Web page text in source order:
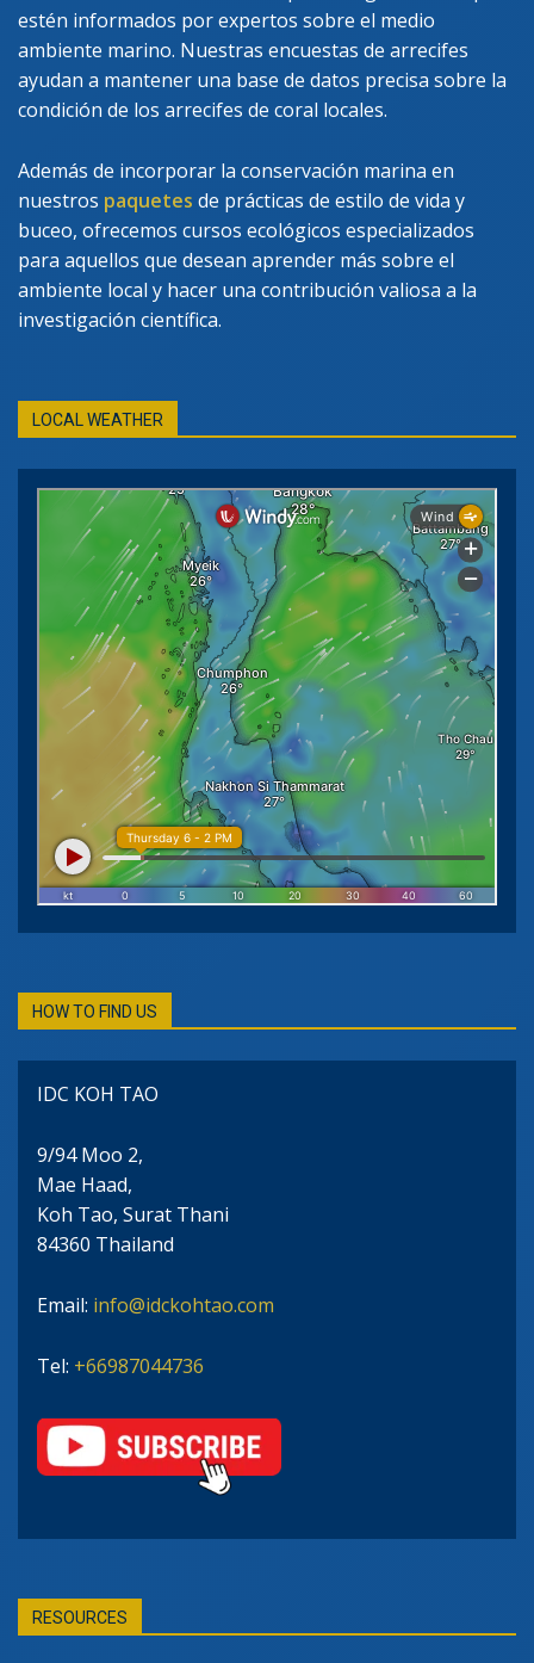
estén informados por expertos sobre el medio
ambiente marino. Nuestras encuestas de arrecifes
ayudan a mantener una base de datos precisa sobre la
condición de los arrecifes de coral locales.
Además de incorporar la conservación marina en
nuestros paquetes de prácticas de estilo de vida y
buceo, ofrecemos cursos ecológicos especializados
para aquellos que desean aprender más sobre el
ambiente local y hacer una contribución valiosa a la
investigación científica.
LOCAL WEATHER
HOW TO FIND US
IDC KOH TAO
9/94 Moo 2,
Mae Haad,
Koh Tao, Surat Thani
84360 Thailand
Email: info@idckohtao.com
Tel: +66987044736
RESOURCES